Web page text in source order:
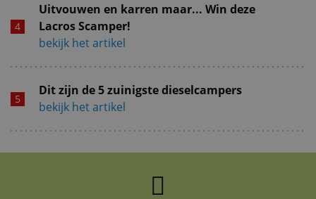
Uitvouwen en karren maar... Win deze
Lacros Scamper!
bekijk het artikel
Dit zijn de 5 zuinigste dieselcampers
bekijk het artikel